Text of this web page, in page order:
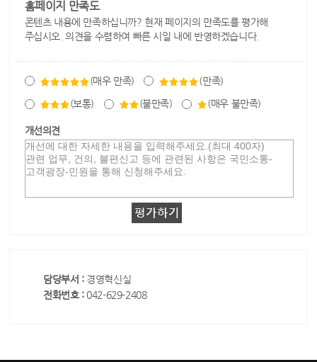
홈페이지 만족도
콘텐츠 내용에 만족하십니까? 현재 페이지의 만족도를 평가해
주십시오. 의견을 수렴하여 빠른 시일 내에 반영하겠습니다.
(매우 만족) (만족)
(보통) (불만족) (매우 불만족)
개선의견
담당부서 : 경영혁신실
전화번호 : 042-629-2408